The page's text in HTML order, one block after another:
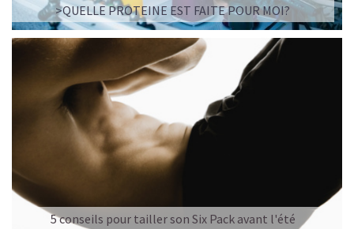
>QUELLE PROTEINE EST FAITE POUR MOI?
5 conseils pour tailler son Six Pack avant l'été